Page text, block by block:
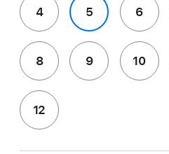
4 5 6
8 9 10
12